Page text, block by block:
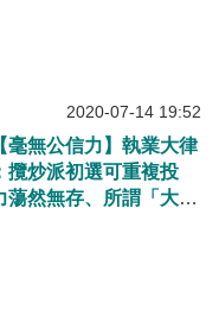
2020-07-14 19:52
毫無公信力】執業大律
攬炒派初選可重複投
蕩然無存、所謂「大